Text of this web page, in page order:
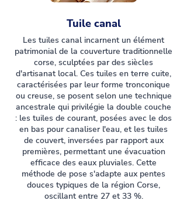
Tuile canal
Les tuiles canal incarnent un élément
patrimonial de la couverture traditionnelle
corse, sculptées par des siècles
d'artisanat local. Ces tuiles en terre cuite,
caractérisées par leur forme tronconique
ou creuse, se posent selon une technique
ancestrale qui privilégie la double couche
: les tuiles de courant, posées avec le dos
en bas pour canaliser l'eau, et les tuiles
de couvert, inversées par rapport aux
premières, permettant une évacuation
efficace des eaux pluviales. Cette
méthode de pose s'adapte aux pentes
douces typiques de la région Corse,
oscillant entre 27 et 33 %.